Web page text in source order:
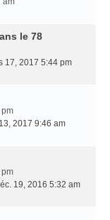
le 78
17, 2017 5:44 pm
2017 9:46 am
pm
19, 2016 5:32 am